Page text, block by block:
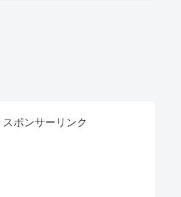
レンディなクリスマスイヴ
ョンが“まんまジャニーズ”とフ
スポンサーリンク